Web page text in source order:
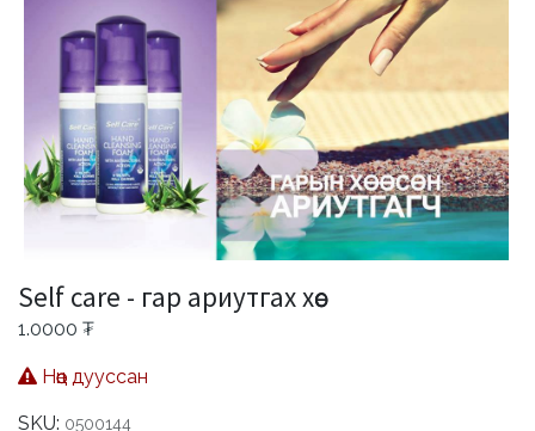
Self care - гар ариутгах хөөс
1.0000 ₮
Нөөц дууссан
SKU: 0500144